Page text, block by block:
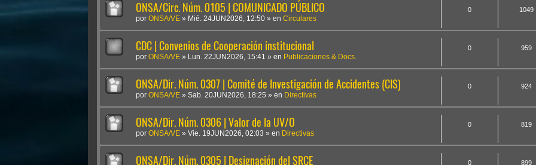
ONSA/Circ. Núm. 0105 | COMUNICADO PÚBLICO
por ONSA/VE » Mié. 24JUN2026, 12:50 » en Circulares
0 1049
CDC | Convenios de Cooperación institucional
por ONSA/VE » Lun. 22JUN2026, 15:41 » en Publicaciones & Docs.
0 959
ONSA/Dir. Núm. 0307 | Comité de Investigación de Accidentes (CIS)
por ONSA/VE » Sab. 20JUN2026, 18:25 » en Directivas
0 924
ONSA/Dir. Núm. 0306 | Valor de la UV/O
por ONSA/VE » Vie. 19JUN2026, 02:03 » en Directivas
0 819
ONSA/Dir. Núm. 0305 | Designación del SRCE 0 899